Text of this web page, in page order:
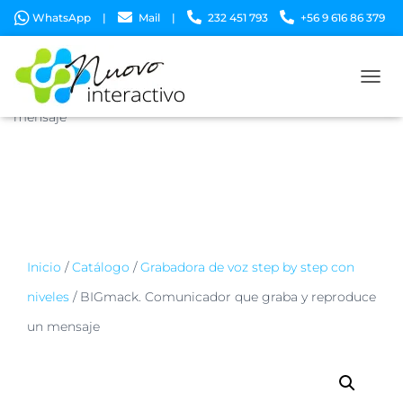
WhatsApp | Mail | 232 451 793 +56 9 616 86 379
| Padre Mariano 210, oficina 307. Providencia – Chile.
Inicio/Catálogo
niveles/ BIGmack. Comunicador que graba y reproduce un
mensaje
Inicio /Catálogo /Grabadora de voz step by step con
niveles / BIGmack. Comunicador que graba y reproduce
un mensaje